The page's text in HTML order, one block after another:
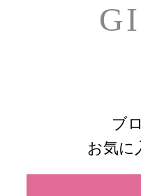
ブ
お気に